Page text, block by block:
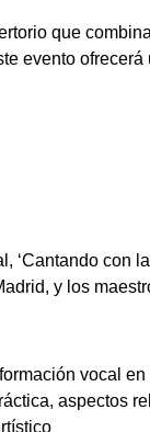
que
evento
con
y los
vocal
aspectos